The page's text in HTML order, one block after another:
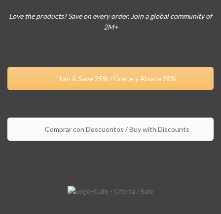
Love the products? Save on every order. Join a global community of
2M+
Join & Save 25% / Únete y Ahorra 25%
Comprar con Descuentos / Buy with Discounts